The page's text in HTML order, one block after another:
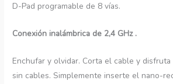
D-Pad programable de 8 vías.
Conexión inalámbrica de 2,4 GHz .
Enchufar y olvidar. Corta el cable y
sin cables. Simplemente inserte el nano-